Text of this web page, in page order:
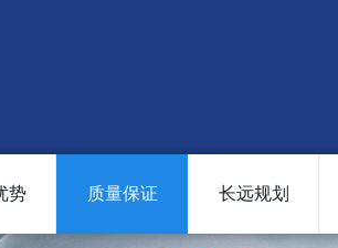
势 质量保证 长远规划